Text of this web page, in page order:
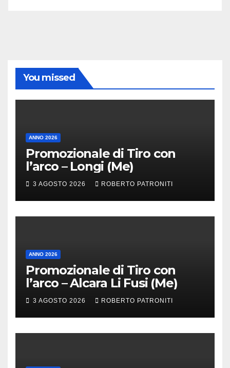
You missed
ANNO 2026
Promozionale di Tiro con
l’arco – Longi (Me)
3 AGOSTO 2026 ROBERTO PATRONITI
ANNO 2026
Promozionale di Tiro con
l’arco – Alcara Li Fusi (Me)
3 AGOSTO 2026 ROBERTO PATRONITI